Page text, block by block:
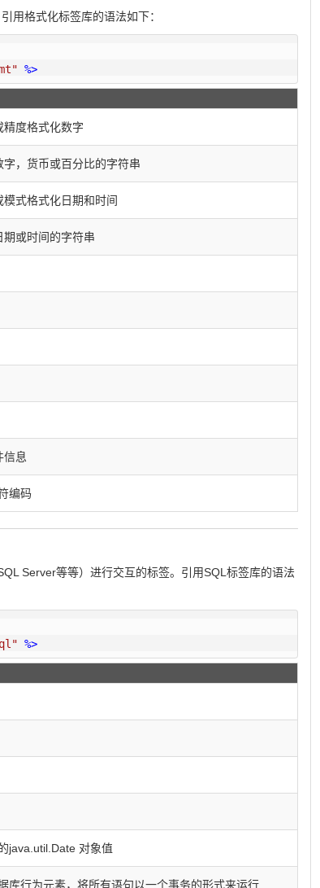
用格式化标签库的语法如下：
%>
度格式化数字
，货币或百分比的字符串
式格式化日期和时间
或时间的字符串
信息
编码
Server等等）进行交互的标签。引用SQL标签库的语法
%>
java.util.Date 对象值
库行为元素，将所有语句以一个事务的形式来运行